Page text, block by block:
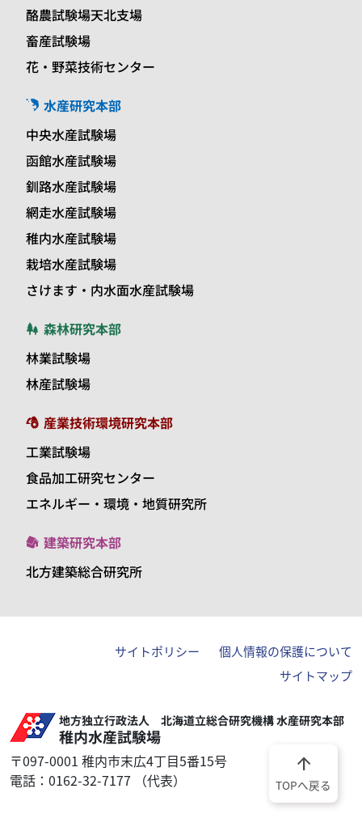
酪農試験場天北支場
畜産試験場
花・野菜技術センター
水産研究本部
中央水産試験場
函館水産試験場
釧路水産試験場
網走水産試験場
稚内水産試験場
栽培水産試験場
さけます・内水面水産試験場
森林研究本部
林業試験場
林産試験場
産業技術環境研究本部
工業試験場
食品加工研究センター
エネルギー・環境・地質研究所
建築研究本部
北方建築総合研究所
地方独立行政法人 北海道立総合研究機構 水産研究本部
稚内水産試験場
〒097-0001 稚内市末広4丁目5番15号
電話：0162-32-7177 （代表）
サイトポリシー
個人情報の保護について
サイトマップ
arrow_upward
TOPへ戻る